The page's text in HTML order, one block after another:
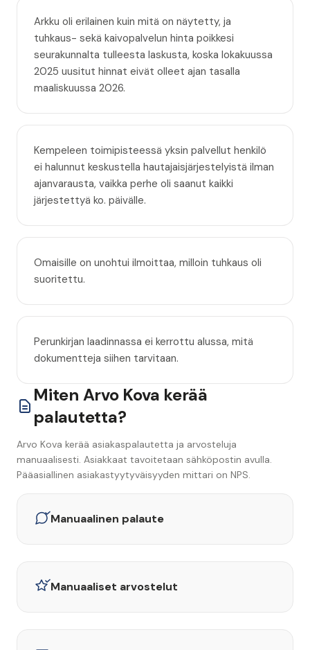
Arkku oli erilainen kuin mitä on näytetty, ja
tuhkaus- sekä kaivopalvelun hinta poikkesi
seurakunnalta tulleesta laskusta, koska lokakuussa
2025 uusitut hinnat eivät olleet ajan tasalla
maaliskuussa 2026.
Kempeleen toimipisteessä yksin palvellut henkilö
ei halunnut keskustella hautajaisjärjestelyistä ilman
ajanvarausta, vaikka perhe oli saanut kaikki
järjestettyä ko. päivälle.
Omaisille on unohtui ilmoittaa, milloin tuhkaus oli
suoritettu.
Perunkirjan laadinnassa ei kerrottu alussa, mitä
dokumentteja siihen tarvitaan.
Miten Arvo Kova kerää
palautetta?
Arvo Kova kerää asiakaspalautetta ja arvosteluja
manuaalisesti. Asiakkaat tavoitetaan sähköpostin avulla.
Pääasiallinen asiakastyytyväisyyden mittari on NPS.
Manuaalinen palaute
Manuaaliset arvostelut